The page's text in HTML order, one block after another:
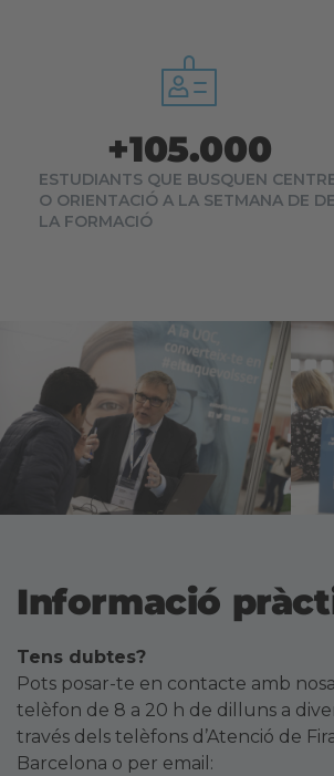
ESTUDIANTS QUE BUSQUEN
O ORIENTACIÓ A LA SETMANA DE DE
LA FORMACIÓ
+105.000
Informació
Tens dubtes?
Pots posar-te en contacte amb
telèfon de 8 a 20 h de dilluns a
través dels telèfons d’Atenció de
Barcelona o per email: